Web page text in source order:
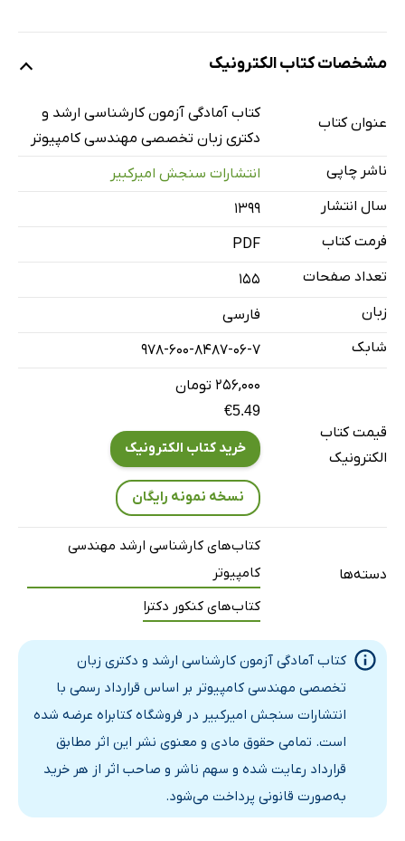
مشخصات کتاب الکترونیک
عنوان کتاب
کتاب آمادگی آزمون کارشناسی ارشد و
دکتری زبان تخصصی مهندسی کامپیوتر
ناشر چاپی
انتشارات سنجش امیرکبیر
سال انتشار
۱۳۹۹
فرمت کتاب
PDF
تعداد صفحات
155
زبان
فارسی
شابک
978-600-8487-06-7
قیمت کتاب
الکترونیک
۲۵۶,۰۰۰ تومان
€5.49
خرید کتاب الکترونیک
نسخه نمونه رایگان
دسته‌ها
کتاب‌های کارشناسی ارشد مهندسی
کامپیوتر
کتاب‌های کنکور دکترا
کتاب آمادگی آزمون کارشناسی ارشد و دکتری زبان
تخصصی مهندسی کامپیوتر بر اساس قرارداد رسمی با
انتشارات سنجش امیرکبیر در فروشگاه کتابراه عرضه شده
است. تمامی حقوق مادی و معنوی نشر این اثر مطابق
قرارداد رعایت شده و سهم ناشر و صاحب اثر از هر خرید
به‌صورت قانونی پرداخت می‌شود.